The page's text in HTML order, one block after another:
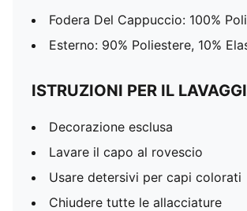
Fodera Del Cappuccio: 100%
Esterno: 90% Poliestere, 10%
ISTRUZIONI PER IL
Decorazione esclusa
Lavare il capo al rovescio
Usare detersivi per capi colorati
Chiudere tutte le allacciature